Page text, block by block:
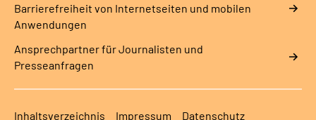
Barrierefreiheit von Internetseiten und mobilen
Anwendungen
Ansprechpartner für Journalisten und
Presseanfragen
Inhaltsverzeichnis Impressum Datenschutz